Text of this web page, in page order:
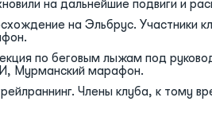
на дальнейшие подвиги и
на Эльбрус. Участники
по беговым лыжам под
Мурманский марафон.
Члены клуба, к тому